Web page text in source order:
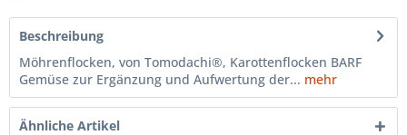
Beschreibung
Möhrenflocken, von Tomodachi®, Karottenflocken BARF
Gemüse zur Ergänzung und Aufwertung der... mehr
Ähnliche Artikel